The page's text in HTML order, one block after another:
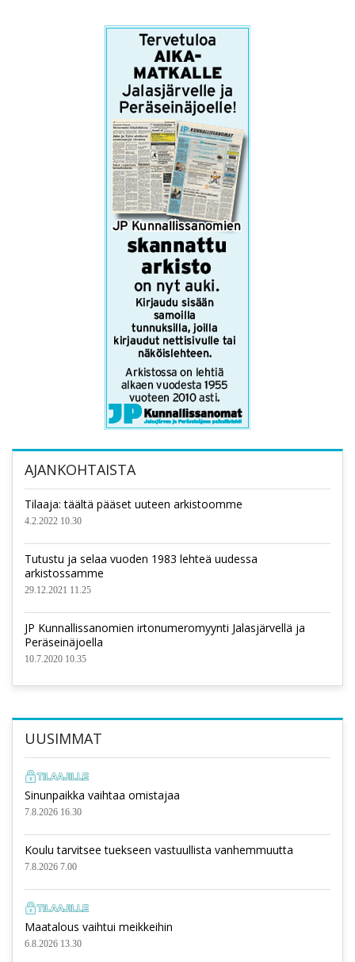
AJANKOHTAISTA
Tilaaja: täältä pääset uuteen arkistoomme
4.2.2022 10.30
Tutustu ja selaa vuoden 1983 lehteä uudessa
arkistossamme
29.12.2021 11.25
JP Kunnallissanomien irtonumeromyynti Jalasjärvellä ja
Peräseinäjoella
10.7.2020 10.35
UUSIMMAT
Sinunpaikka vaihtaa omistajaa
7.8.2026 16.30
Koulu tarvitsee tuekseen vastuullista vanhemmuutta
7.8.2026 7.00
Maatalous vaihtui meikkeihin
6.8.2026 13.30